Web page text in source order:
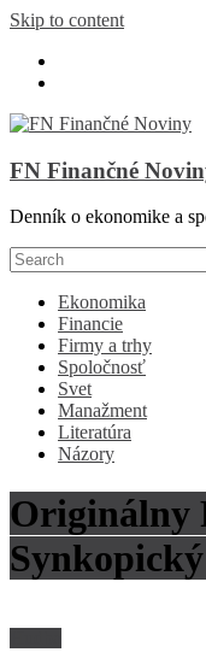
Skip to content
FN Finančné
Denník o ekonomike a
Ekonomika
Financie
Firmy a trhy
Spoločnosť
Svet
Manažment
Literatúra
Názory
Originálny